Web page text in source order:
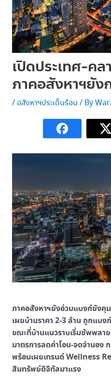
เปิดประเทศ-ค
ภาคอสังหาฯยัง
/ อสังหาฯประเด็นร้อน / By
ภาคอสังหาฯยังอ่วมแบงก์ยังคุ
เผยบ้านราคา 2-3 ล้าน ถูกแบ
ขณะที่บ้านแนวราบเริ่มซัพพลาย
มาตรการลดค่าโอน-จดจำนอง
พร้อมเผยเทรนด์ Wellness
สินทรัพย์ดิจิทัลมาแรง